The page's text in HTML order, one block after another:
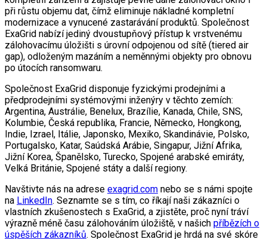
při růstu objemu dat, čímž eliminuje nákladné kompletní
modernizace a vynucené zastarávání produktů. Společnost
ExaGrid nabízí jediný dvoustupňový přístup k vrstvenému
zálohovacímu úložišti s úrovní odpojenou od sítě (tiered air
gap), odloženým mazáním a neměnnými objekty pro obnovu
po útocích ransomwaru.
Společnost ExaGrid disponuje fyzickými prodejními a
předprodejními systémovými inženýry v těchto zemích:
Argentina, Austrálie, Benelux, Brazílie, Kanada, Chile, SNS,
Kolumbie, Česká republika, Francie, Německo, Hongkong,
Indie, Izrael, Itálie, Japonsko, Mexiko, Skandinávie, Polsko,
Portugalsko, Katar, Saúdská Arábie, Singapur, Jižní Afrika,
Jižní Korea, Španělsko, Turecko, Spojené arabské emiráty,
Velká Británie, Spojené státy a další regiony.
Navštivte nás na adrese exagrid.com nebo se s námi spojte
na LinkedIn. Seznamte se s tím, co říkají naši zákazníci o
vlastních zkušenostech s ExaGrid, a zjistěte, proč nyní tráví
výrazně méně času zálohováním úložiště, v našich příbězích o
úspěších zákazníků. Společnost ExaGrid je hrdá na své skóre